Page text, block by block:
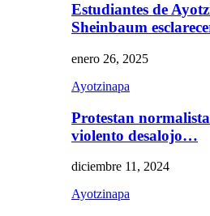
Estudiantes de
Sheinbaum
enero 26, 2025
Ayotzinapa
Protestan
violento desalojo…
diciembre 11, 2024
Ayotzinapa